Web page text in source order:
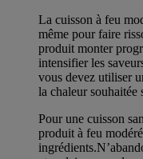
La cuisson à feu
même pour faire
produit monter
intensifier les
vous devez utiliser
la chaleur souhaitée
Pour une cuisson
produit à feu